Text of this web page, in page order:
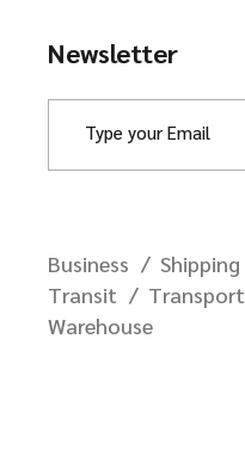
Newsletter
Business Shipping
Transit
Transport
Warehouse